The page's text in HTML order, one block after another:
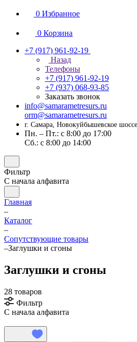
0 Избранное
0 Корзина
+7 (917) 961-92-19
Назад
Телефоны
+7 (917) 961-92-19
+7 (937) 068-93-85
Заказать звонок
info@samarametresurs.ru
orm@samarametresurs.ru
г. Самара, Новокуйбышевское
Пн. – Пт.: с 8:00 до 17:00
Cб.: с 8:00 до 14:00
Фильтр
С начала алфавита
Главная
–
Каталог
–
Сопутствующие товары
–Заглушки и сгоны
Заглушки и сгоны
28 товаров
Фильтр
С начала алфавита